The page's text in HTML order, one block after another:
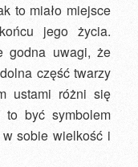
to miało miejsce
jego życia.
godna uwagi, że
część twarzy
ustami różni się
być symbolem
w sobie wielkość i